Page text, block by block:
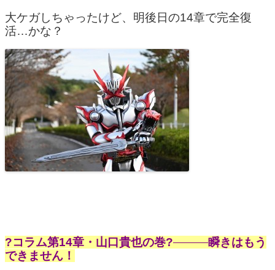
大ケガしちゃったけど、明後日の14章で完全復
活…かな？
?コラム第14章・山口貴也の巻?
瞬きはもう
できません！